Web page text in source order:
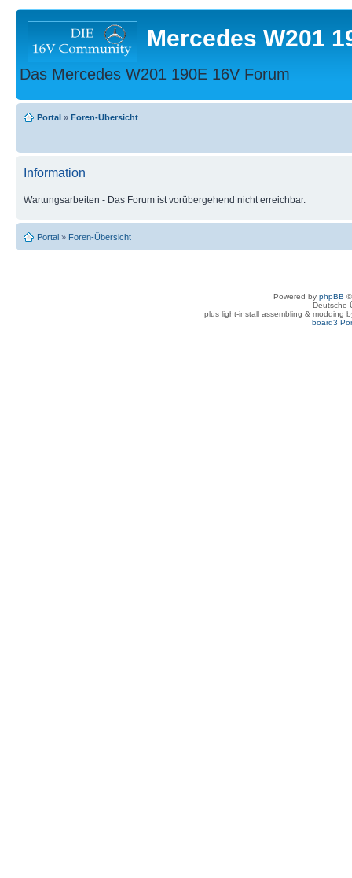
Mercedes W201
Das Mercedes W201 190E 16V Forum
Portal » Foren-Übersicht
Information
Wartungsarbeiten - Das Forum ist vorübergehend nicht erreichbar.
Portal » Foren-Übersicht
Powered by phpBB
Deutsche
plus light-install assembling & modding
board3